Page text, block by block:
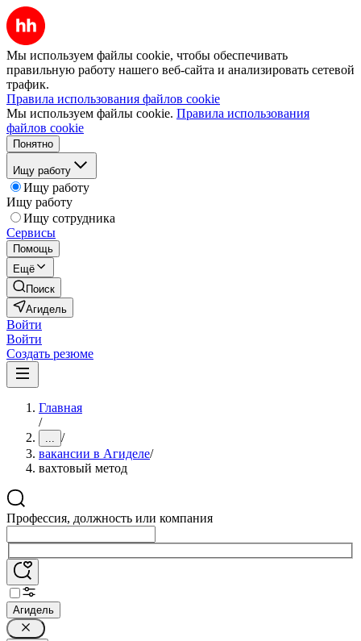
Мы используем файлы cookie, чтобы обеспечивать
правильную работу нашего веб-сайта и анализировать сетевой
трафик.
Правила использования файлов cookie
Мы используем файлы cookie. Правила использования
файлов cookie
Понятно
Ищу работу
Ищу работу
Ищу работу
Ищу сотрудника
Сервисы
Помощь
Ещё
Поиск
Агидель
Войти
Войти
Создать резюме
Главная
/
... /
вакансии в Агиделе/
вахтовый метод
Профессия, должность или компания
Агидель